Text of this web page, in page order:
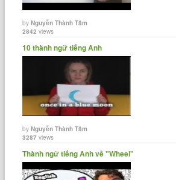
byNguyễn Thành Tâm
2842 views
10 thành ngữ tiếng Anh
byNguyễn Thành Tâm
3287 views
Thành ngữ tiếng Anh về "Wheel"